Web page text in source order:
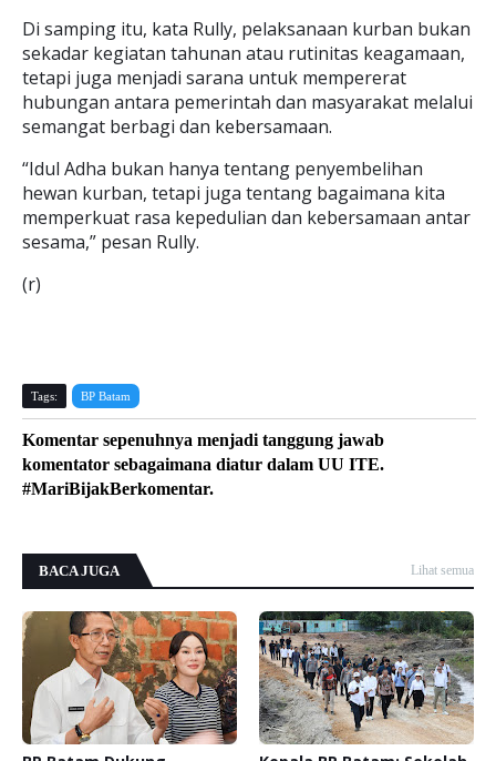
Di samping itu, kata Rully, pelaksanaan kurban bukan
sekadar kegiatan tahunan atau rutinitas keagamaan,
tetapi juga menjadi sarana untuk mempererat
hubungan antara pemerintah dan masyarakat melalui
semangat berbagi dan kebersamaan.
“Idul Adha bukan hanya tentang penyembelihan
hewan kurban, tetapi juga tentang bagaimana kita
memperkuat rasa kepedulian dan kebersamaan antar
sesama,” pesan Rully.
(r)
Tags: BP Batam
Komentar sepenuhnya menjadi tanggung jawab
komentator sebagaimana diatur dalam UU ITE.
#MariBijakBerkomentar.
BACA JUGA Lihat semua